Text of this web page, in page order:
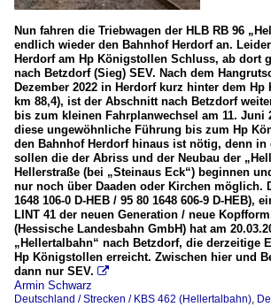
Nun fahren die Triebwagen der HLB RB 96
endlich wieder den Bahnhof Herdorf an.
Herdorf am Hp Königstollen Schluss, ab dort
nach Betzdorf (Sieg) SEV. Nach dem
Dezember 2022 in Herdorf kurz hinter dem
km 88,4), ist der Abschnitt nach Betzdorf
bis zum kleinen Fahrplanwechsel am 11. Juni
diese ungewöhnliche Führung bis zum Hp
den Bahnhof Herdorf hinaus ist nötig, denn in
sollen die der Abriss und der Neubau der
Hellerstraße (bei „Steinaus Eck“) beginnen
nur noch über Daaden oder Kirchen möglich.
1648 106-0 D-HEB / 95 80 1648 606-9 D-HEB),
LINT 41 der neuen Generation / neue
(Hessische Landesbahn GmbH) hat am
„Hellertalbahn“ nach Betzdorf, die derzeitige
Hp Königstollen erreicht. Zwischen hier und
dann nur SEV. 
Armin Schwarz
Deutschland / Strecken / KBS 462 (Hellertalbahn),